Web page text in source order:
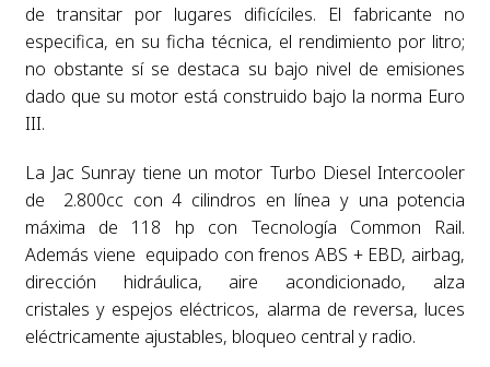
de transitar por lugares dificíciles. El fabricante no
especifica, en su fichatécnica, el rendimiento por litro;
no obstante sí se destaca su bajo nivel de emisiones
dado que su motor está construido bajo la norma Euro
III.
La Jac Sunray tiene un motor Turbo Diesel Intercooler
de 2.800cc con 4 cilindros en línea y una potencia
máxima de 118 hp con Tecnología Common Rail.
Además viene equipado con frenos ABS + EBD, airbag,
dirección hidráulica, aire acondicionado, alza
cristales y espejos eléctricos, alarma de reversa, luces
eléctricamente ajustables, bloqueo central y radio.